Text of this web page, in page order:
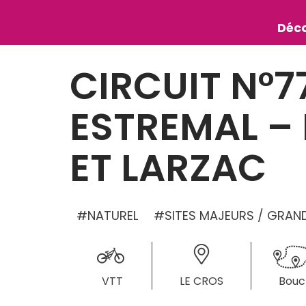
CIRCUIT
ESTREMAL
ET LARZAC
NATUREL SITES MAJEURS /
VTT LE CROS